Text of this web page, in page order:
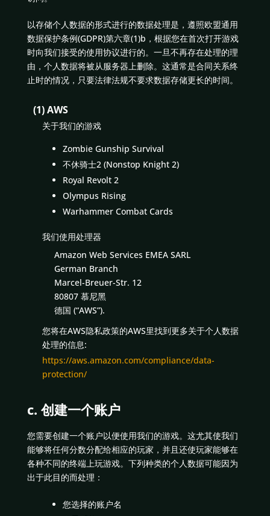
以存储个人数据的形式进行的数据处理是，遵照欧盟通用
数据保护条例(GDPR)第六章(1)b，根据您在首次打开游戏
时向我们接受的使用协议进行的。一旦不再存在处理的理
由，个人数据将被从服务器上删除。这通常是合同关系终
止时的情况，只要法律法规不要求数据存储更长的时间。
(1) AWS
关于我们的游戏
Zombie Gunship Survival
不休骑士2 (Nonstop Knight 2)
Royal Revolt 2
Olympus Rising
Warhammer Combat Cards
我们使用处理器
Amazon Web Services EMEA SARL
German Branch
Marcel-Breuer-Str. 12
80807 慕尼黑
德国 (“AWS”).
您将在AWS隐私政策的AWS里找到更多关于个人数据
处理的信息:
https://aws.amazon.com/compliance/data-
protection/
c. 创建一个账户
您需要创建一个账户以便使用我们的游戏。这尤其使我们
能够将任何分数分配给相应的玩家，并且还使玩家能够在
各种不同的终端上玩游戏。下列种类的个人数据可能因为
出于此目的而处理：
您选择的账户名